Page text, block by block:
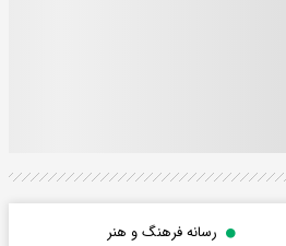
رسانه فرهنگ و هنر